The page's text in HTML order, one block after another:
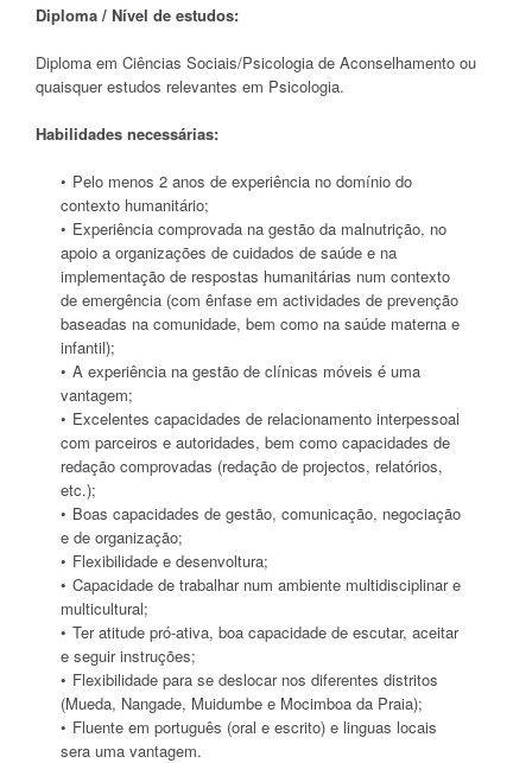
Diploma / Nível de estudos:
Diploma em Ciências Sociais/Psicologia de Aconselhamento ou
quaisquer estudos relevantes em Psicologia.
Habilidades necessárias:
Pelo menos 2 anos de experiência no domínio do
contexto humanitário;
Experiência comprovada na gestão da malnutrição, no
apoio a organizações de cuidados de saúde e na
implementação de respostas humanitárias num contexto
de emergência (com ênfase em actividades de prevenção
baseadas na comunidade, bem como na saúde materna e
infantil);
A experiência na gestão de clínicas móveis é uma
vantagem;
Excelentes capacidades de relacionamento interpessoal
com parceiros e autoridades, bem como capacidades de
redação comprovadas (redação de projectos, relatórios,
etc.);
Boas capacidades de gestão, comunicação, negociação
e de organização;
Flexibilidade e desenvoltura;
Capacidade de trabalhar num ambiente multidisciplinar e
multicultural;
Ter atitude pró-ativa, boa capacidade de escutar, aceitar
e seguir instruções;
Flexibilidade para se deslocar nos diferentes distritos
(Mueda, Nangade, Muidumbe e Mocimboa da Praia);
Fluente em português (oral e escrito) e linguas locais
sera uma vantagem.